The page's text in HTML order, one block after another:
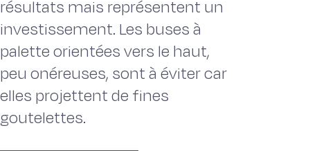
résultats mais représentent un
investissement. Les buses à
palette orientées vers le haut,
peu onéreuses, sont à éviter car
elles projettent de fines
goutelettes.